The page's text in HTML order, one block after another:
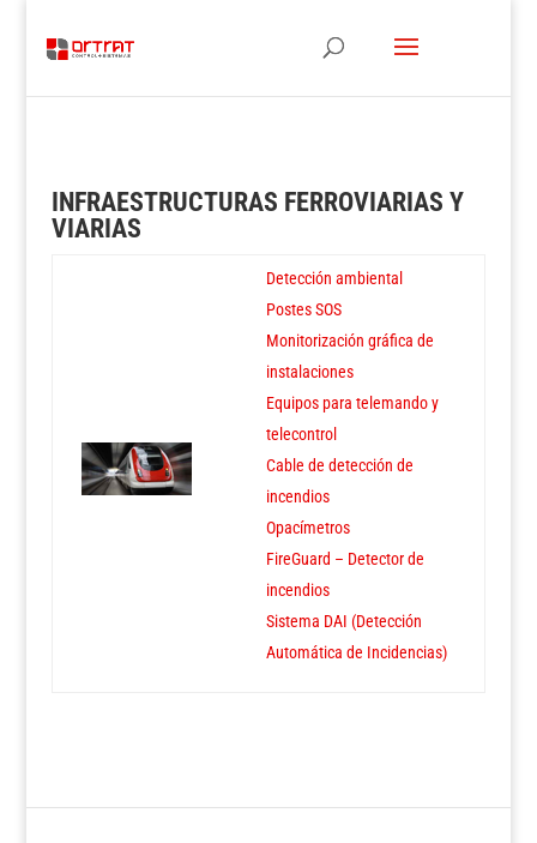
INFRAESTRUCTURAS FERROVIARIAS Y
VIARIAS
Detección ambiental
Postes SOS
Monitorización gráfica de
instalaciones
Equipos para telemando y
telecontrol
Cable de detección de
incendios
Opacímetros
FireGuard – Detector de
incendios
Sistema DAI (Detección
Automática de Incidencias)